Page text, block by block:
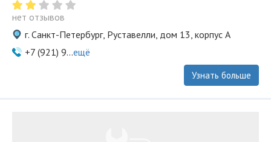
нет отзывов
г. Санкт-Петербург, Руставелли, дом 13, корпус А
+7 (921) 9...ещё
Узнать больше